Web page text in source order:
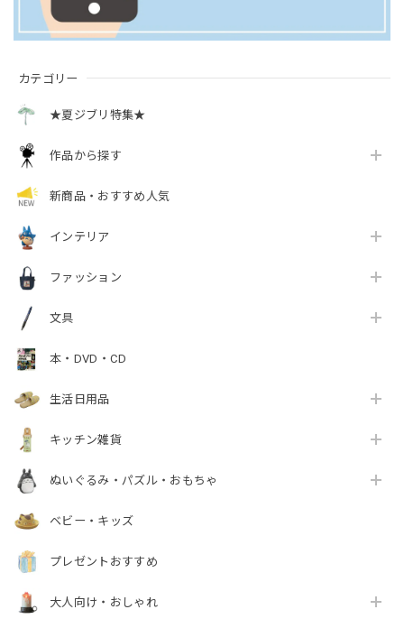
カテゴリー
★夏ジブリ特集★
作品から探す
新商品・おすすめ人気
インテリア
ファッション
文具
本・DVD・CD
生活日用品
キッチン雑貨
ぬいぐるみ・パズル・おもちゃ
ベビー・キッズ
プレゼントおすすめ
大人向け・おしゃれ